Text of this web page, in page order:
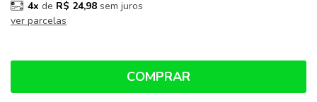
4x de R$ 24,98 sem juros
ver parcelas
COMPRAR